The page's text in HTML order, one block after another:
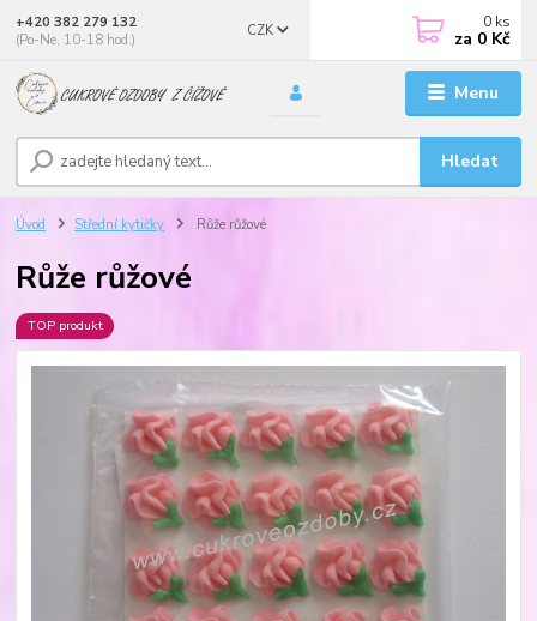
Menu
CZK
Hledat
+420 382 279 132
(Po-Ne, 10-18 hod.)
0 ks
za 0 Kč
Úvod Střední kytičky Růže růžové
Růže růžové
TOP produkt